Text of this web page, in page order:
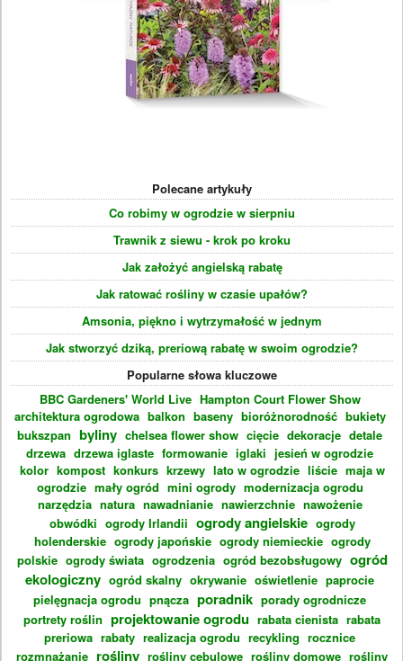
Polecane artykuły
Co robimy w ogrodzie w sierpniu
Trawnik z siewu - krok po kroku
Jak założyć angielską rabatę
Jak ratować rośliny w czasie upałów?
Amsonia, piękno i wytrzymałość w jednym
Jak stworzyć dziką, preriową rabatę w swoim ogrodzie?
Popularne słowa kluczowe
BBC Gardeners' World Live Hampton Court Flower Show
architektura ogrodowa balkon baseny bioróżnorodność bukiety
bukszpan byliny chelsea flower show cięcie dekoracje detale
drzewa drzewa iglaste formowanie iglaki jesień w ogrodzie
kolor kompost konkurs krzewy lato w ogrodzie liście maja w
ogrodzie mały ogród mini ogrody modernizacja ogrodu
narzędzia natura nawadnianie nawierzchnie nawożenie
obwódki ogrody Irlandii ogrody angielskie ogrody
holenderskie ogrody japońskie ogrody niemieckie ogrody
polskie ogrody świata ogrodzenia ogród bezobsługowy ogród
ekologiczny ogród skalny okrywanie oświetlenie paprocie
pielęgnacja ogrodu pnącza poradnik porady ogrodnicze
portrety roślin projektowanie ogrodu rabata cienista rabata
preriowa rabaty realizacja ogrodu recykling rocznice
rozmnażanie rośliny rośliny cebulowe rośliny domowe rośliny